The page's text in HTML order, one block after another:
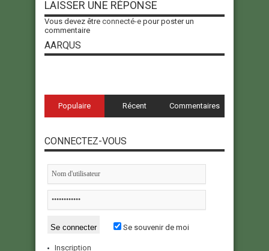
LAISSER UNE RÉPONSE
Vous devez être connecté-e pour poster un
commentaire
AARQUS
Populaire Récent Commentaires
CONNECTEZ-VOUS
Se souvenir de moi
Inscription